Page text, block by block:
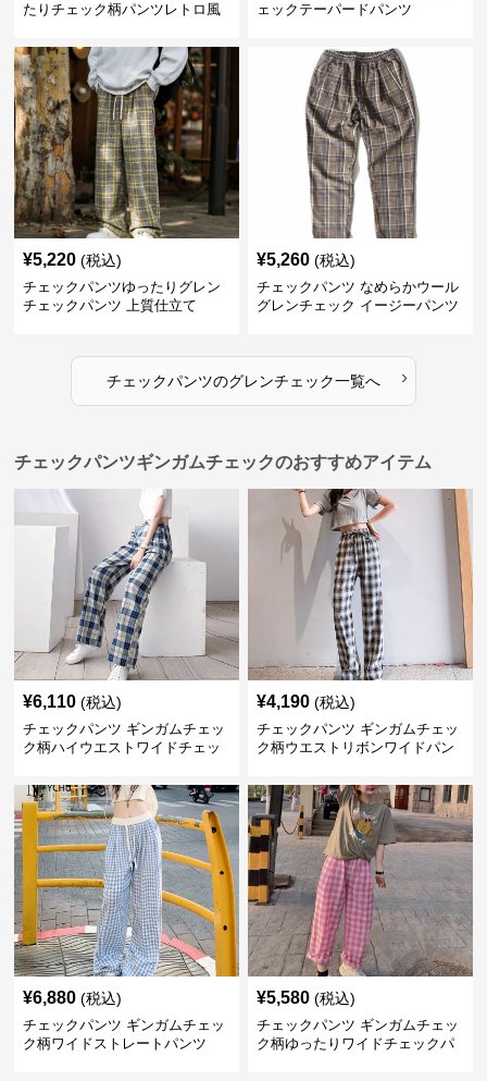
たりチェック柄パンツレトロ風
ェックテーパードパンツ
¥5,220 (税込)
チェックパンツゆったりグレン
チェックパンツ 上質仕立て
¥5,260 (税込)
チェックパンツ なめらかウール
グレンチェック イージーパンツ
チェックパンツのグレンチェック一覧へ ›
チェックパンツギンガムチェックのおすすめアイテム
¥6,110 (税込)
チェックパンツ ギンガムチェッ
ク柄ハイウエストワイドチェッ
¥4,190 (税込)
チェックパンツ ギンガムチェッ
ク柄ウエストリボンワイドパン
¥6,880 (税込)
チェックパンツ ギンガムチェッ
ク柄ワイドストレートパンツ
¥5,580 (税込)
チェックパンツ ギンガムチェッ
ク柄ゆったりワイドチェックパ